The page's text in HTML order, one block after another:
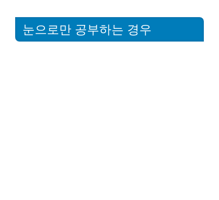
눈으로만 공부하는 경우